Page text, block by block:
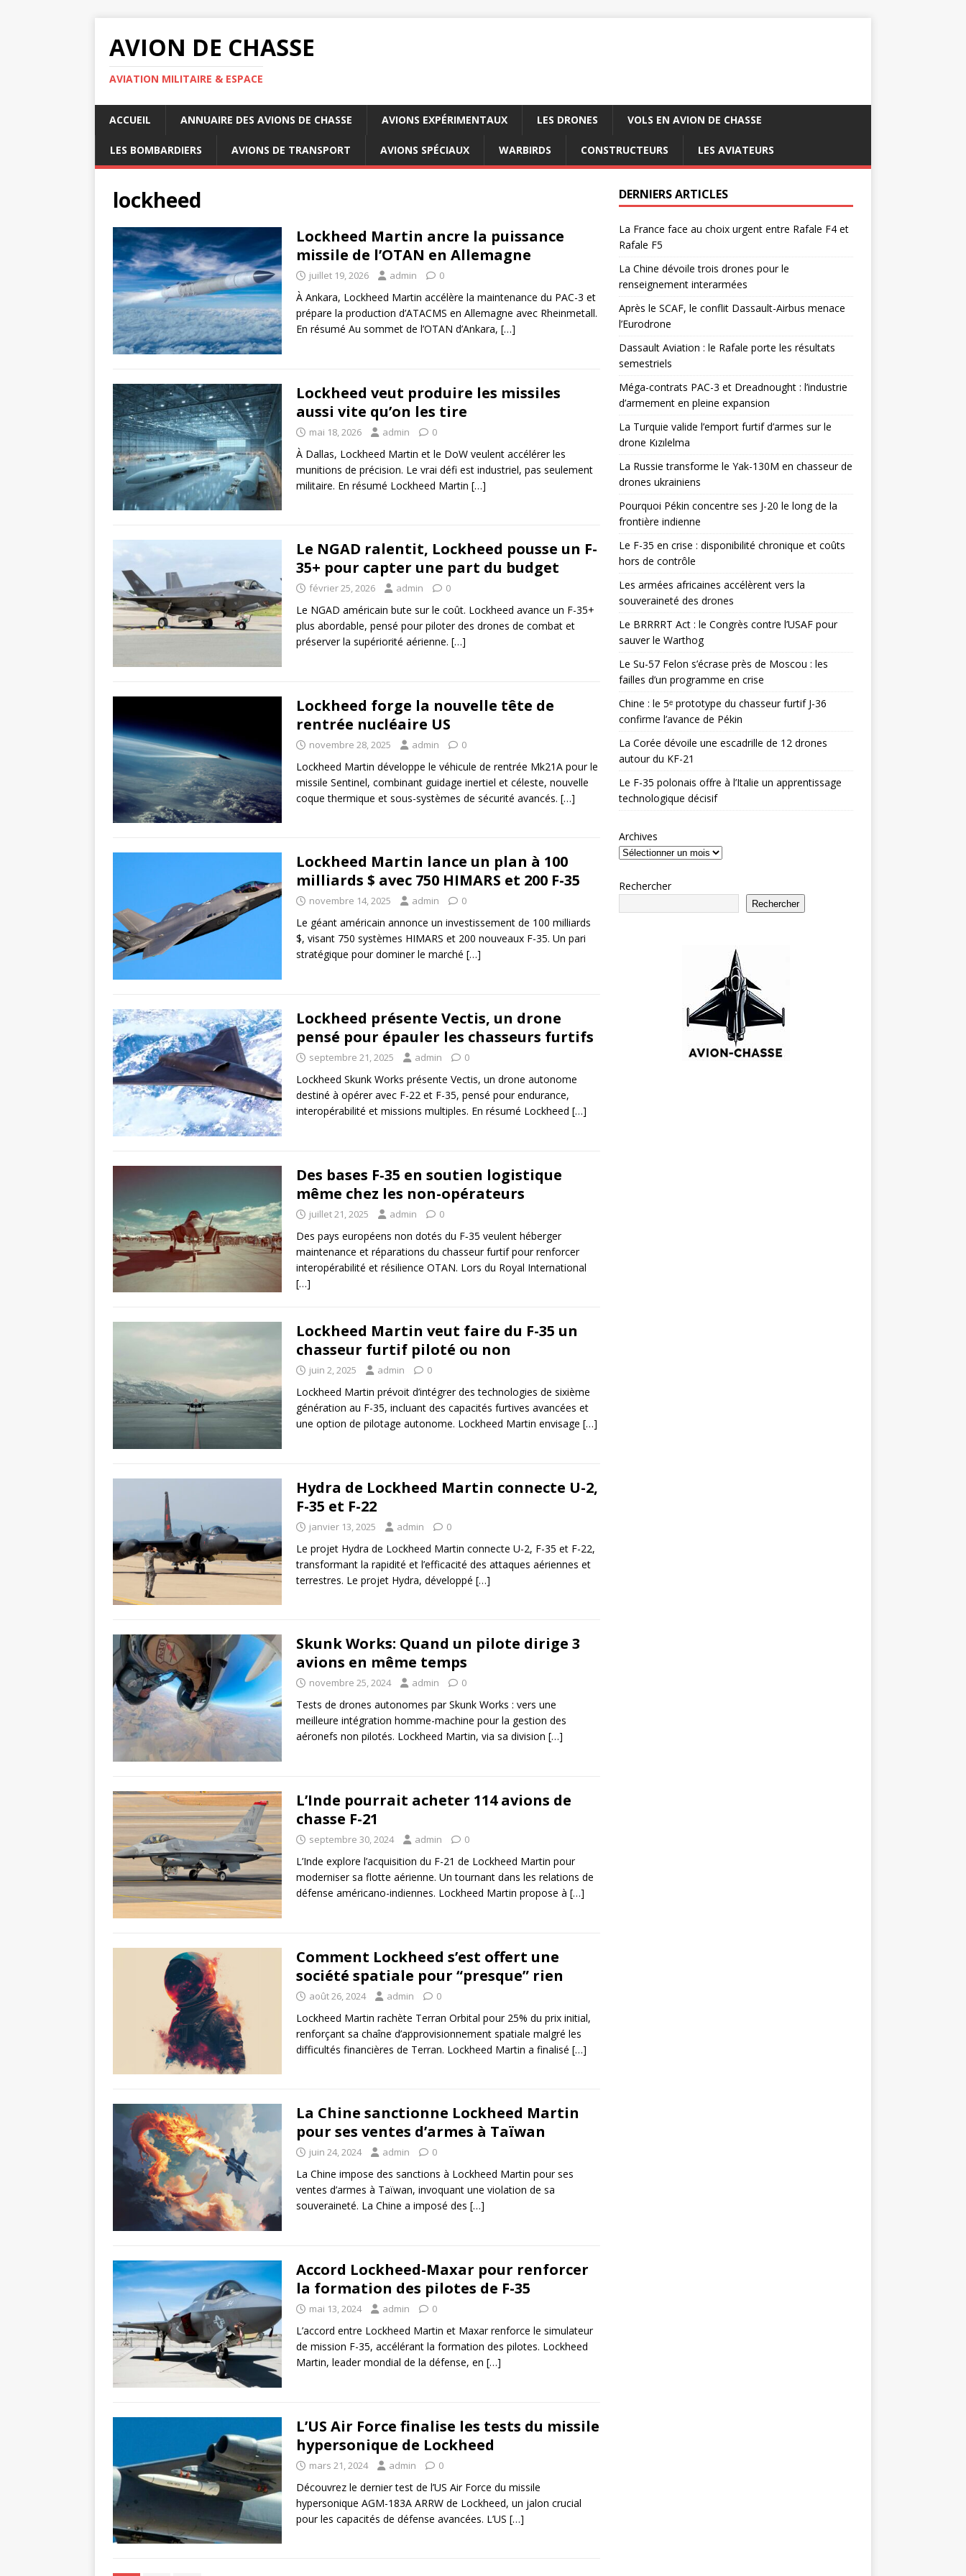
AVION DE CHASSE
AVIATION MILITAIRE & ESPACE
ACCUEIL ANNUAIRE DES AVIONS DE CHASSE AVIONS EXPÉRIMENTAUX LES DRONES VOLS EN AVION DE CHASSE
LES BOMBARDIERS AVIONS DE TRANSPORT AVIONS SPÉCIAUX WARBIRDS CONSTRUCTEURS LES AVIATEURS
lockheed
Lockheed Martin ancre la puissance
missile de l’OTAN en Allemagne
juillet 19, 2026 admin 0
À Ankara, Lockheed Martin accélère la maintenance du PAC-3 et
prépare la production d’ATACMS en Allemagne avec Rheinmetall.
En résumé Au sommet de l’OTAN d’Ankara, […]
Lockheed veut produire les missiles
aussi vite qu’on les tire
mai 18, 2026 admin 0
À Dallas, Lockheed Martin et le DoW veulent accélérer les
munitions de précision. Le vrai défi est industriel, pas seulement
militaire. En résumé Lockheed Martin […]
Le NGAD ralentit, Lockheed pousse un F-
35+ pour capter une part du budget
février 25, 2026 admin 0
Le NGAD américain bute sur le coût. Lockheed avance un F-35+
plus abordable, pensé pour piloter des drones de combat et
préserver la supériorité aérienne. […]
Lockheed forge la nouvelle tête de
rentrée nucléaire US
novembre 28, 2025 admin 0
Lockheed Martin développe le véhicule de rentrée Mk21A pour le
missile Sentinel, combinant guidage inertiel et céleste, nouvelle
coque thermique et sous-systèmes de sécurité avancés. […]
Lockheed Martin lance un plan à 100
milliards $ avec 750 HIMARS et 200 F-35
novembre 14, 2025 admin 0
Le géant américain annonce un investissement de 100 milliards
$, visant 750 systèmes HIMARS et 200 nouveaux F-35. Un pari
stratégique pour dominer le marché […]
Lockheed présente Vectis, un drone
pensé pour épauler les chasseurs furtifs
septembre 21, 2025 admin 0
Lockheed Skunk Works présente Vectis, un drone autonome
destiné à opérer avec F-22 et F-35, pensé pour endurance,
interopérabilité et missions multiples. En résumé Lockheed […]
Des bases F‑35 en soutien logistique
même chez les non-opérateurs
juillet 21, 2025 admin 0
Des pays européens non dotés du F‑35 veulent héberger
maintenance et réparations du chasseur furtif pour renforcer
interopérabilité et résilience OTAN. Lors du Royal International
[…]
Lockheed Martin veut faire du F-35 un
chasseur furtif piloté ou non
juin 2, 2025 admin 0
Lockheed Martin prévoit d’intégrer des technologies de sixième
génération au F-35, incluant des capacités furtives avancées et
une option de pilotage autonome. Lockheed Martin envisage […]
Hydra de Lockheed Martin connecte U-2,
F-35 et F-22
janvier 13, 2025 admin 0
Le projet Hydra de Lockheed Martin connecte U-2, F-35 et F-22,
transformant la rapidité et l’efficacité des attaques aériennes et
terrestres. Le projet Hydra, développé […]
Skunk Works: Quand un pilote dirige 3
avions en même temps
novembre 25, 2024 admin 0
Tests de drones autonomes par Skunk Works : vers une
meilleure intégration homme-machine pour la gestion des
aéronefs non pilotés. Lockheed Martin, via sa division […]
L’Inde pourrait acheter 114 avions de
chasse F-21
septembre 30, 2024 admin 0
L’Inde explore l’acquisition du F-21 de Lockheed Martin pour
moderniser sa flotte aérienne. Un tournant dans les relations de
défense américano-indiennes. Lockheed Martin propose à […]
Comment Lockheed s’est offert une
société spatiale pour “presque” rien
août 26, 2024 admin 0
Lockheed Martin rachète Terran Orbital pour 25% du prix initial,
renforçant sa chaîne d’approvisionnement spatiale malgré les
difficultés financières de Terran. Lockheed Martin a finalisé […]
La Chine sanctionne Lockheed Martin
pour ses ventes d’armes à Taïwan
juin 24, 2024 admin 0
La Chine impose des sanctions à Lockheed Martin pour ses
ventes d’armes à Taïwan, invoquant une violation de sa
souveraineté. La Chine a imposé des […]
Accord Lockheed-Maxar pour renforcer
la formation des pilotes de F-35
mai 13, 2024 admin 0
L’accord entre Lockheed Martin et Maxar renforce le simulateur
de mission F-35, accélérant la formation des pilotes. Lockheed
Martin, leader mondial de la défense, en […]
L’US Air Force finalise les tests du missile
hypersonique de Lockheed
mars 21, 2024 admin 0
Découvrez le dernier test de l’US Air Force du missile
hypersonique AGM-183A ARRW de Lockheed, un jalon crucial
pour les capacités de défense avancées. L’US […]
DERNIERS ARTICLES
La France face au choix urgent entre Rafale F4 et
Rafale F5
La Chine dévoile trois drones pour le
renseignement interarmées
Après le SCAF, le conflit Dassault-Airbus menace
l’Eurodrone
Dassault Aviation : le Rafale porte les résultats
semestriels
Méga-contrats PAC-3 et Dreadnought : l’industrie
d’armement en pleine expansion
La Turquie valide l’emport furtif d’armes sur le
drone Kızılelma
La Russie transforme le Yak-130M en chasseur de
drones ukrainiens
Pourquoi Pékin concentre ses J-20 le long de la
frontière indienne
Le F-35 en crise : disponibilité chronique et coûts
hors de contrôle
Les armées africaines accélèrent vers la
souveraineté des drones
Le BRRRRT Act : le Congrès contre l’USAF pour
sauver le Warthog
Le Su-57 Felon s’écrase près de Moscou : les
failles d’un programme en crise
Chine : le 5ᵉ prototype du chasseur furtif J-36
confirme l’avance de Pékin
La Corée dévoile une escadrille de 12 drones
autour du KF-21
Le F-35 polonais offre à l’Italie un apprentissage
technologique décisif
Archives
Rechercher
Rechercher